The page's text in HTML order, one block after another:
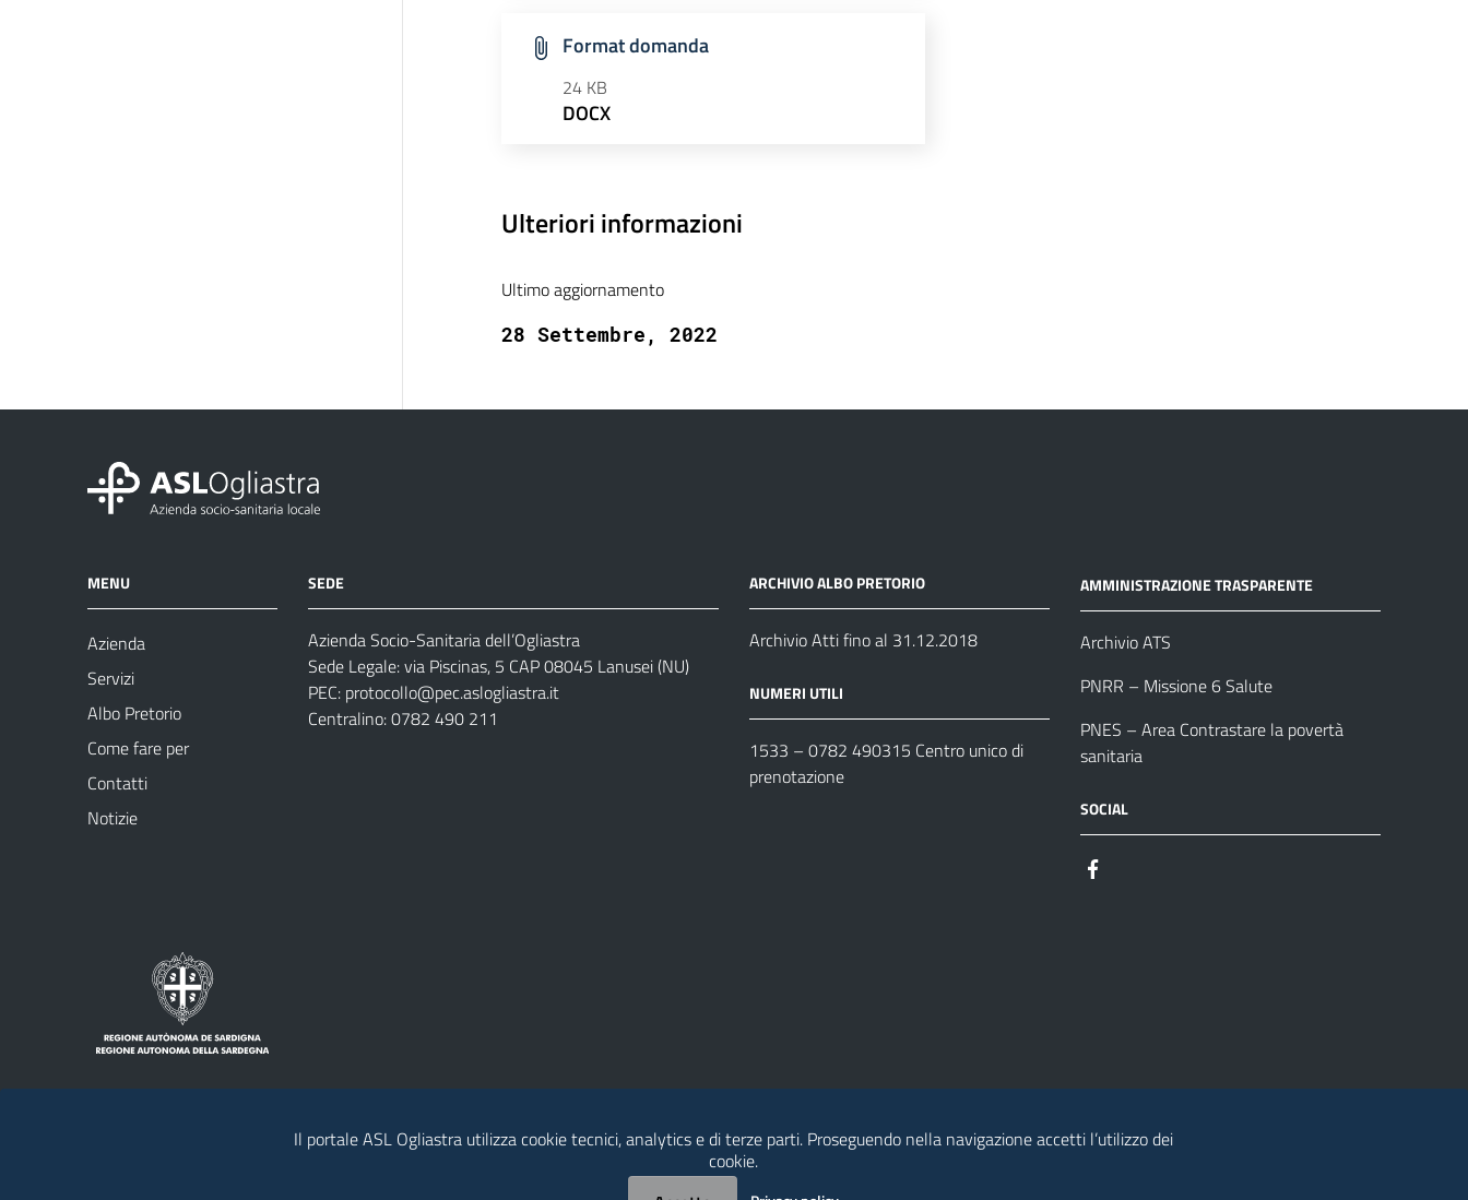
Format domanda
24 KB
DOCX
Ulteriori informazioni
Ultimo aggiornamento
28 Settembre, 2022
MENU
Azienda
Servizi
Albo Pretorio
Come fare per
Contatti
Notizie
SEDE
Azienda Socio-Sanitaria dell’Ogliastra
Sede Legale: via Piscinas, 5 CAP 08045 Lanusei (NU)
PEC: protocollo@pec.aslogliastra.it
Centralino: 0782 490 211
ARCHIVIO ALBO PRETORIO
Archivio Atti fino al 31.12.2018
NUMERI UTILI
1533 – 0782 490315 Centro unico di
prenotazione
AMMINISTRAZIONE TRASPARENTE
Archivio ATS
PNRR – Missione 6 Salute
PNES – Area Contrastare la povertà
sanitaria
SOCIAL
Il portale ASL Ogliastra utilizza cookie tecnici, analytics e di terze parti. Proseguendo nella navigazione accetti l’utilizzo dei
cookie.